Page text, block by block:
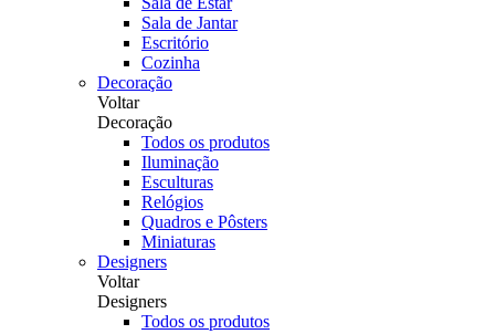
Sala de Jantar
Escritório
Cozinha
Decoração
Voltar
Decoração
Todos os produtos
Iluminação
Esculturas
Relógios
Quadros e Pôsters
Miniaturas
Designers
Voltar
Designers
Todos os produtos